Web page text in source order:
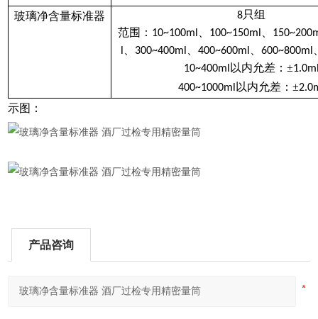
玻璃净含量标准器 8只组
范围： 10~100ml 100~150ml
300~400ml 、400~600ml 、600~800ml
10~400ml 以内允差：±
400~1000ml 以内允差：±
示图：
产品咨询